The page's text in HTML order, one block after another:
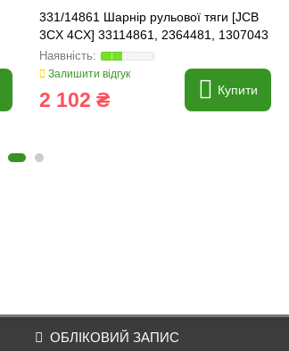
331/14861 Шарнір рульової тяги [JCB
3CX 4CX] 33114861, 2364481, 1307043
[CAT]
Залишити відгук
2 102 ₴ Купити
ОБЛІКОВИЙ ЗАПИС